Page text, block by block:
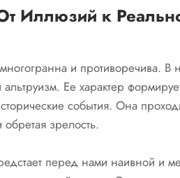
Иллюзий к
и противоречива. В
альтруизм. Ее характер
события. Она
зрелость.
перед нами наивной и